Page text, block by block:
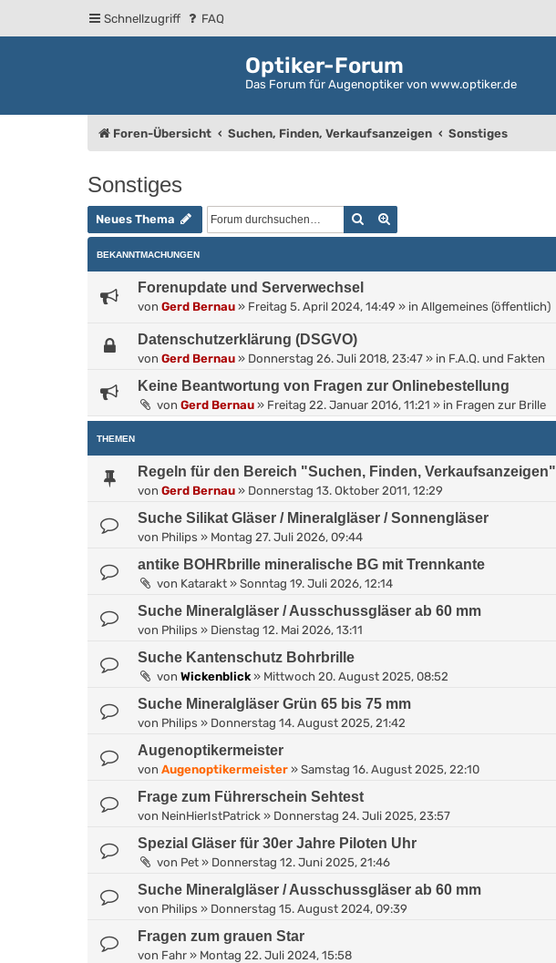
Schnellzugriff FAQ
Optiker-Forum
Das Forum für Augenoptiker von www.optiker.de
Foren-Übersicht Suchen, Finden, Verkaufsanzeigen Sonstiges
Sonstiges
Neues Thema Suche
BEKANNTMACHUNGEN
Forenupdate und Serverwechsel
von Gerd Bernau » Freitag 5. April 2024, 14:49 » in Allgemeines (öffentlich)
Datenschutzerklärung (DSGVO)
von Gerd Bernau » Donnerstag 26. Juli 2018, 23:47 » in F.A.Q. und Fakten
Keine Beantwortung von Fragen zur Onlinebestellung
von Gerd Bernau » Freitag 22. Januar 2016, 11:21 » in Fragen zur Brille
THEMEN
Regeln für den Bereich "Suchen, Finden, Verkaufsanzeigen"
von Gerd Bernau » Donnerstag 13. Oktober 2011, 12:29
Suche Silikat Gläser / Mineralgläser / Sonnengläser
von Philips » Montag 27. Juli 2026, 09:44
antike BOHRbrille mineralische BG mit Trennkante
von Katarakt » Sonntag 19. Juli 2026, 12:14
Suche Mineralgläser / Ausschussgläser ab 60 mm
von Philips » Dienstag 12. Mai 2026, 13:11
Suche Kantenschutz Bohrbrille
von Wickenblick » Mittwoch 20. August 2025, 08:52
Suche Mineralgläser Grün 65 bis 75 mm
von Philips » Donnerstag 14. August 2025, 21:42
Augenoptikermeister
von Augenoptikermeister » Samstag 16. August 2025, 22:10
Frage zum Führerschein Sehtest
von NeinHierIstPatrick » Donnerstag 24. Juli 2025, 23:57
Spezial Gläser für 30er Jahre Piloten Uhr
von Pet » Donnerstag 12. Juni 2025, 21:46
Suche Mineralgläser / Ausschussgläser ab 60 mm
von Philips » Donnerstag 15. August 2024, 09:39
Fragen zum grauen Star
von Fahr » Montag 22. Juli 2024, 15:58